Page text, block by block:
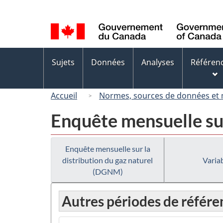
de
la
langue
des
Sujets Données Analyses
Accueil Normes, sources de données et
Enquête mensuelle
Enquête mensuelle sur la
distribution du gaz naturel
(DGNM)
Autres périodes de